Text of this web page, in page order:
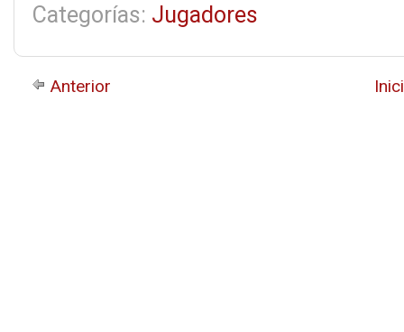
Categorías: Jugadores
Anterior